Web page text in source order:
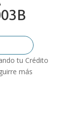
tu Crédito
más